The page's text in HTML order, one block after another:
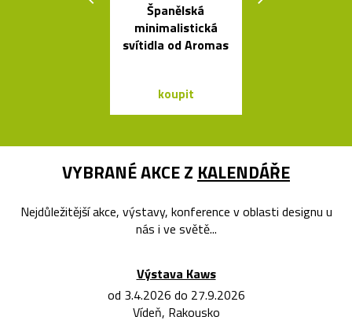
Španělská
minimalistická
svítidla od Aromas
koupit
VYBRANÉ AKCE Z KALENDÁŘE
Nejdůležitější akce, výstavy, konference v oblasti designu u
nás i ve světě...
Výstava Kaws
od 3.4.2026 do 27.9.2026
Vídeň, Rakousko